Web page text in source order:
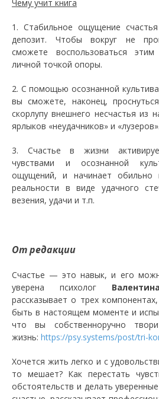
Чему учит книга
1. Стабильное ощущение
депозит. Чтобы вокруг не
сможете воспользоваться
личной точкой опоры.
2. С помощью осознанной
вы сможете, наконец,
скорлупу внешнего несчастья из
ярлыков «неудачников» и «лузеров».
3. Счастье в жизни
чувствами и осознанной
ощущений, и начинает обильно
реальности в виде удачного
везения, удачи и т.п.
От редакции
Счастье — это навык, и его
уверена психолог
рассказывает о трех
быть в настоящем моменте и
что вы собственноручно
жизнь: https://psy.systems/post/tri-
Хочется жить легко и с
то мешает? Как перестать
обстоятельств и делать